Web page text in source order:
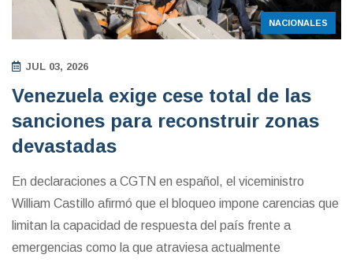
NACIONALES
JUL 03, 2026
Venezuela exige cese total de las
sanciones para reconstruir zonas
devastadas
En declaraciones a CGTN en español, el viceministro
William Castillo afirmó que el bloqueo impone carencias que
limitan la capacidad de respuesta del país frente a
emergencias como la que atraviesa actualmente